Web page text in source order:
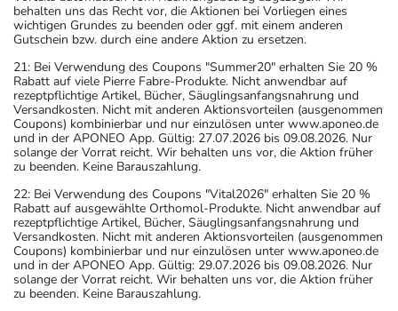
behalten uns das Recht vor, die Aktionen bei Vorliegen eines
wichtigen Grundes zu beenden oder ggf. mit einem anderen
Gutschein bzw. durch eine andere Aktion zu ersetzen.
21: Bei Verwendung des Coupons "Summer20" erhalten Sie 20 %
Rabatt auf viele Pierre Fabre-Produkte. Nicht anwendbar auf
rezeptpflichtige Artikel, Bücher, Säuglingsanfangsnahrung und
Versandkosten. Nicht mit anderen Aktionsvorteilen (ausgenommen
Coupons) kombinierbar und nur einzulösen unter www.aponeo.de
und in der APONEO App. Gültig: 27.07.2026 bis 09.08.2026. Nur
solange der Vorrat reicht. Wir behalten uns vor, die Aktion früher
zu beenden. Keine Barauszahlung.
22: Bei Verwendung des Coupons "Vital2026" erhalten Sie 20 %
Rabatt auf ausgewählte Orthomol-Produkte. Nicht anwendbar auf
rezeptpflichtige Artikel, Bücher, Säuglingsanfangsnahrung und
Versandkosten. Nicht mit anderen Aktionsvorteilen (ausgenommen
Coupons) kombinierbar und nur einzulösen unter www.aponeo.de
und in der APONEO App. Gültig: 29.07.2026 bis 09.08.2026. Nur
solange der Vorrat reicht. Wir behalten uns vor, die Aktion früher
zu beenden. Keine Barauszahlung.